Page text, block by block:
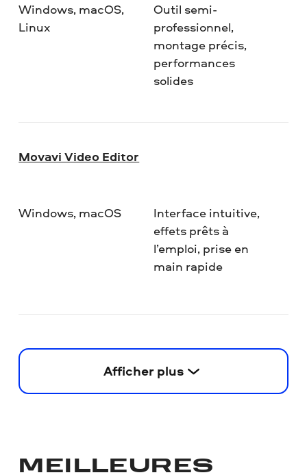
Windows, macOS,
Linux
Outil semi-
professionnel,
montage précis,
performances
solides
Movavi Video Editor
Windows, macOS
Interface intuitive,
effets prêts à
l’emploi, prise en
main rapide
Afficher plus
MEILLEURES